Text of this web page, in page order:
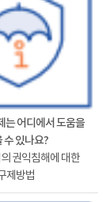
는 어디에서 도움을
수 있나요?
권익침해에 대한
제방법